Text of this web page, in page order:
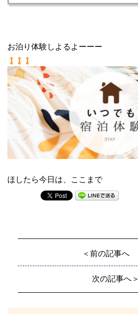
お泊り体験しよるよーーー
ほしたら今日は、ここまで
＜前の記事へ
次の記事へ＞